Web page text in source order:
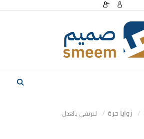
زوايا حرة لنرتقي بالعدل